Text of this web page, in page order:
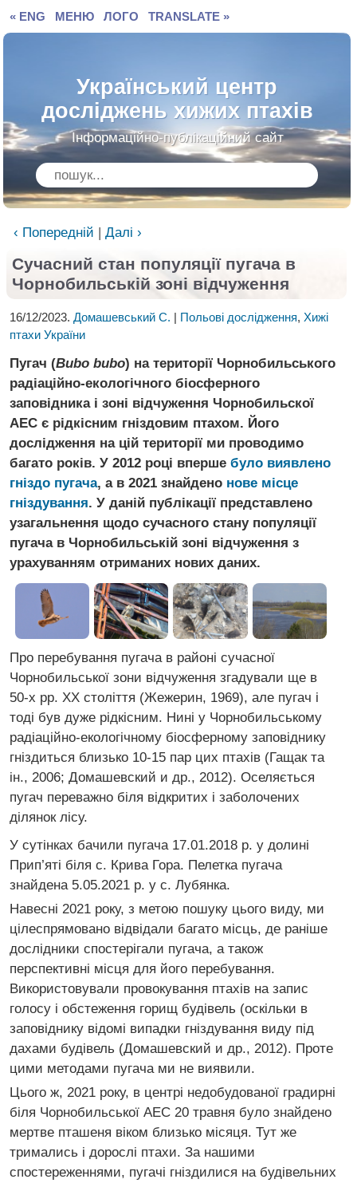
« ENG МЕНЮ ЛОГО TRANSLATE »
Український центр
досліджень хижих птахів
Інформаційно-публікаційний сайт
‹ Попередній | Далі ›
Сучасний стан популяції пугача в
Чорнобильській зоні відчуження
16/12/2023. Домашевський С. | Польові дослідження, Хижі
птахи України
Пугач (Bubo bubo) на території Чорнобильського
радіаційно-екологічного біосферного
заповідника і зоні відчуження Чорнобильскої
АЕС є рідкісним гніздовим птахом. Його
дослідження на цій території ми проводимо
багато років. У 2012 році вперше було виявлено
гніздо пугача, а в 2021 знайдено нове місце
гніздування. У даній публікації представлено
узагальнення щодо сучасного стану популяції
пугача в Чорнобильській зоні відчуження з
урахуванням отриманих нових даних.
Про перебування пугача в районі сучасної
Чорнобильської зони відчуження згадували ще в
50-х рр. ХХ століття (Жежерин, 1969), але пугач і
тоді був дуже рідкісним. Нині у Чорнобильському
радіаційно-екологічному біосферному заповіднику
гніздиться близько 10-15 пар цих птахів (Гащак та
ін., 2006; Домашевский и др., 2012). Оселяється
пугач переважно біля відкритих і заболочених
ділянок лісу.
У сутінках бачили пугача 17.01.2018 р. у долині
Прип’яті біля с. Крива Гора. Пелетка пугача
знайдена 5.05.2021 р. у с. Лубянка.
Навесні 2021 року, з метою пошуку цього виду, ми
цілеспрямовано відвідали багато місць, де раніше
дослідники спостерігали пугача, а також
перспективні місця для його перебування.
Використовували провокування птахів на запис
голосу і обстеження горищ будівель (оскільки в
заповіднику відомі випадки гніздування виду під
дахами будівель (Домашевский и др., 2012). Проте
цими методами пугача ми не виявили.
Цього ж, 2021 року, в центрі недобудованої градирні
біля Чорнобильської АЕС 20 травня було знайдено
мертве пташеня віком близько місяця. Тут же
тримались і дорослі птахи. За нашими
спостереженнями, пугачі гніздилися на будівельних